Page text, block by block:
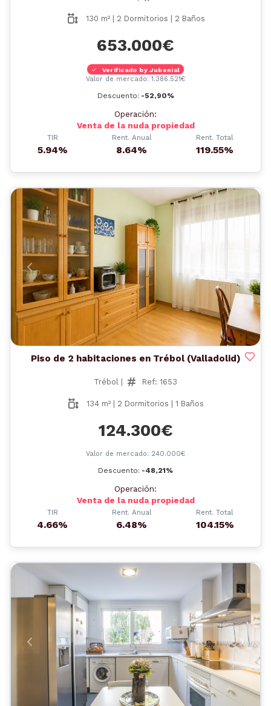
130 m² | 2 Dormitorios | 2 Baños
653.000€
Verificado by Jubenial
Valor de mercado: 1.386.521€
Descuento: -52,90%
Operación:
Venta de la nuda propiedad
TIR
5.94%
Rent. Anual
8.64%
Rent. Total
119.55%
Anterior
Piso de 2 habitaciones en Trébol (Valladolid)
Trébol | Ref: 1653
134 m² | 2 Dormitorios | 1 Baños
124.300€
Valor de mercado: 240.000€
Descuento: -48,21%
Operación:
Venta de la nuda propiedad
TIR
4.66%
Rent. Anual
6.48%
Rent. Total
104.15%
Anterior